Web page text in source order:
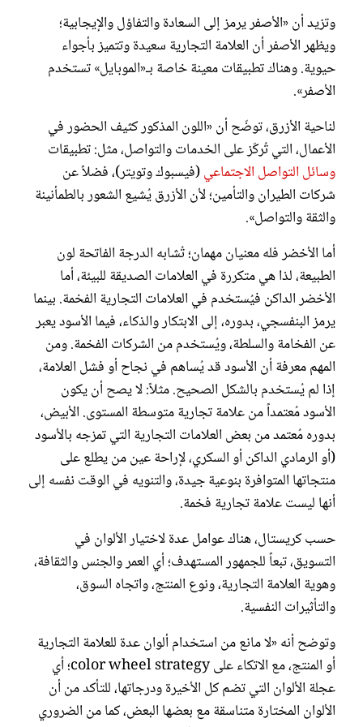
وتزيد أن «الأصفر يرمز إلى السعادة والتفاؤل والإيجابية؛
ويظهر الأصفر أن العلامة التجارية سعيدة وتتميز بأجواء
حيوية. وهناك تطبيقات معينة خاصة بـ«الموبايل» تستخدم
الأصفر».
لناحية الأزرق، توضّح أن «اللون المذكور كثيف الحضور في
الأعمال، التي تُركّز على الخدمات والتواصل، مثل: تطبيقات
وسائل التواصل الاجتماعي(فيسبوك وتويتر)، فضلاً عن
شركات الطيران والتأمين؛ لأن الأزرق يُشيع الشعور بالطمأنينة
والثقة والتواصل».
أما الأخضر فله معنيان مهمان؛ تُشابه الدرجة الفاتحة لون
الطبيعة، لذا هي متكررة في العلامات الصديقة للبيئة، أما
الأخضر الداكن فيُستخدم في العلامات التجارية الفخمة. بينما
يرمز البنفسجي، بدوره، إلى الابتكار والذكاء، فيما الأسود يعبر
عن الفخامة والسلطة، ويُستخدم من الشركات الفخمة. ومن
المهم معرفة أن الأسود قد يُساهم في نجاح أو فشل العلامة،
إذا لم يُستخدم بالشكل الصحيح. مثلاً: لا يصح أن يكون
الأسود مُعتمداً من علامة تجارية متوسطة المستوى. الأبيض،
بدوره مُعتمد من بعض العلامات التجارية التي تمزجه بالأسود
(أو الرمادي الداكن أو السكري، لإراحة عين من يطلع على
منتجاتها المتوافرة بنوعية جيدة، والتنويه في الوقت نفسه إلى
أنها ليست علامة تجارية فخمة.
حسب كريستال، هناك عوامل عدة لاختيار الألوان في
التسويق، تبعاً للجمهور المستهدف؛ أي العمر والجنس والثقافة،
وهوية العلامة التجارية، ونوع المنتج، واتجاه السوق،
والتأثيرات النفسية.
وتوضح أنه «لا مانع من استخدام ألوان عدة للعلامة التجارية
أو المنتج، مع الاتكاء على color wheel strategy؛ أي
عجلة الألوان التي تضم كل الأخيرة ودرجاتها، للتأكد من أن
الألوان المختارة متناسقة مع بعضها البعض، كما من الضروري